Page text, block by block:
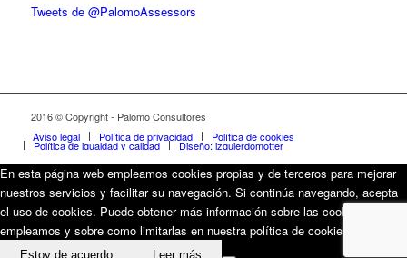
Tweets de @PalomoAssessors
2016 © Copyright - Palomo Consultores
Aviso legal
Política de privacidad Política de cookies
Política de igualdad y calidad Diseño: izquierdomotter
En esta página web empleamos cookies propias y de terceros para mejorar
nuestros servicios y facilitar su navegación. Si continúa navegando, acepta
el uso de cookies. Puede obtener más información sobre las cookies que
empleamos y sobre como limitarlas en nuestra política de cookies.
Estoy de acuerdo Leer más